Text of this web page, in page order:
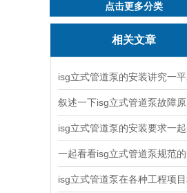
点击更多分类
相关文章